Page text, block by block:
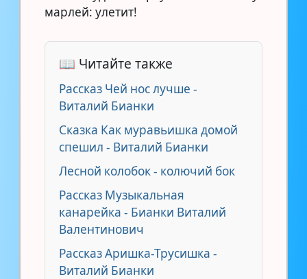
марлей: улетит!
📖 Читайте также
Рассказ Чей нос лучше -
Виталий Бианки
Сказка Как муравьишка домой
спешил - Виталий Бианки
Лесной колобок - колючий бок
Рассказ Музыкальная
канарейка - Бианки Виталий
Валентинович
Рассказ Аришка-Трусишка -
Виталий Бианки